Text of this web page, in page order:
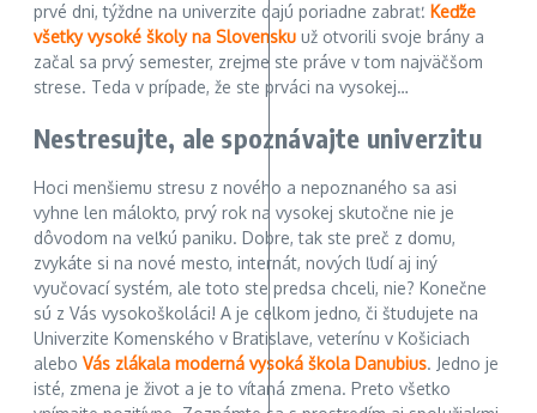
prvé dni, týždne na univerzite dajú poriadne zabrať. Keďže
všetky vysoké školy na Slovensku už otvorili svoje brány a
začal sa prvý semester, zrejme ste práve v tom najväčšom
strese. Teda v prípade, že ste prváci na vysokej…
Nestresujte, ale spoznávajte univerzitu
Hoci menšiemu stresu z nového a nepoznaného sa asi
vyhne len málokto, prvý rok na vysokej skutočne nie je
dôvodom na veľkú paniku. Dobre, tak ste preč z domu,
zvykáte si na nové mesto, internát, nových ľudí aj iný
vyučovací systém, ale toto ste predsa chceli, nie? Konečne
sú z Vás vysokoškoláci! A je celkom jedno, či študujete na
Univerzite Komenského v Bratislave, veterínu v Košiciach
alebo Vás zlákala moderná vysoká škola Danubius. Jedno je
isté, zmena je život a je to vítaná zmena. Preto všetko